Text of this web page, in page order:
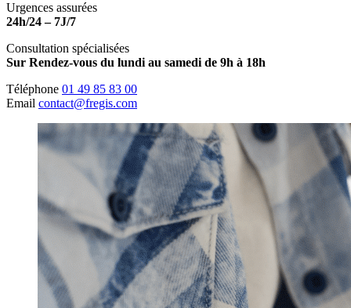
Urgences assurées
24h/24 – 7J/7
Consultation spécialisées
Sur Rendez-vous du lundi au samedi de 9h à 18h
Téléphone 01 49 85 83 00
Email contact@fregis.com